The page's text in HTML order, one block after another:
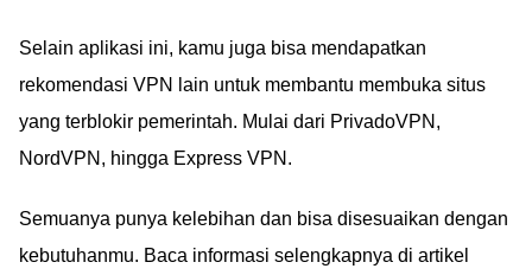
Selain aplikasi ini, kamu juga bisa mendapatkan
rekomendasi VPN lain untuk membantu membuka situs
yang terblokir pemerintah. Mulai dari PrivadoVPN,
NordVPN, hingga Express VPN.
Semuanya punya kelebihan dan bisa disesuaikan dengan
kebutuhanmu. Baca informasi selengkapnya di artikel